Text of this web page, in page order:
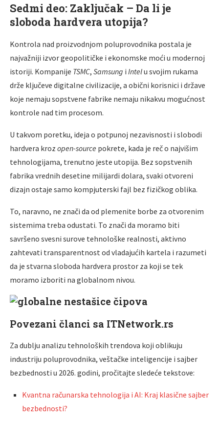
Sedmi deo: Zaključak – Da li je
sloboda hardvera utopija?
Kontrola nad proizvodnjom poluprovodnika postala je
najvažniji izvor geopolitičke i ekonomske moći u modernoj
istoriji. Kompanije TSMC, Samsung i Intelu svojim rukama
drže ključeve digitalne civilizacije, a obični korisnici i države
koje nemaju sopstvene fabrike nemaju nikakvu mogućnost
kontrole nad tim procesom.
U takvom poretku, ideja o potpunoj nezavisnosti i slobodi
hardvera kroz open-source pokrete, kada je reč o najvišim
tehnologijama, trenutno jeste utopija. Bez sopstvenih
fabrika vrednih desetine milijardi dolara, svaki otvoreni
dizajn ostaje samo kompjuterski fajl bez fizičkog oblika.
To, naravno, ne znači da od plemenite borbe za otvorenim
sistemima treba odustati. To znači da moramo biti
savršeno svesni surove tehnološke realnosti, aktivno
zahtevati transparentnost od vladajućih kartela i razumeti
da je stvarna sloboda hardvera prostor za koji se tek
moramo izboriti na globalnom nivou.
Povezani članci sa ITNetwork.rs
Za dublju analizu tehnoloških trendova koji oblikuju
industriju poluprovodnika, veštačke inteligencije i sajber
bezbednosti u 2026. godini, pročitajte sledeće tekstove:
Kvantna računarska tehnologija i AI: Kraj klasične sajber
bezbednosti?